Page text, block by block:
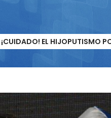
¡CUIDADO! EL HIJOPUTISMO